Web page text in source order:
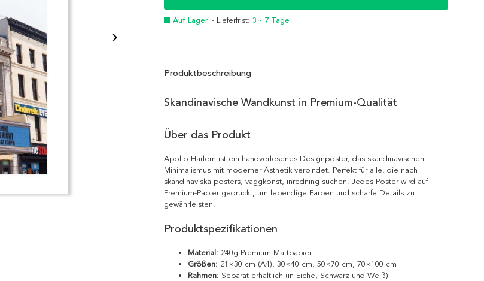
Auf Lager - Lieferfrist: 3 - 7 Tage
Produktbeschreibung
Skandinavische Wandkunst in Premium-Qualität
Über das Produkt
Apollo Harlem ist ein handverlesenes Designposter, das skandinavischen
Minimalismus mit moderner Ästhetik verbindet. Perfekt für alle, die nach
skandinaviska posters, väggkonst, inredning suchen. Jedes Poster wird auf
Premium-Papier gedruckt, um lebendige Farben und scharfe Details zu
gewährleisten.
Produktspezifikationen
Material: 240g Premium-Mattpapier
Größen: 21×30 cm (A4), 30×40 cm, 50×70 cm, 70×100 cm
Rahmen: Separat erhältlich (in Eiche, Schwarz und Weiß)